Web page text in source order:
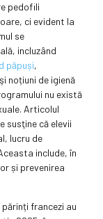
pedofili
ci evident la
se
incluzând
păpuși,
noțiuni de igienă
nu există
Articolul
susţine că elevii
lucru de
include, în
și prevenirea
francezi au